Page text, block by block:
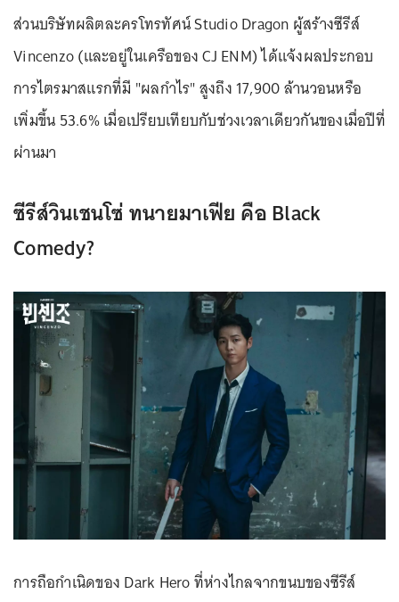
ส่วนบริษัทผลิตละครโทรทัศน์ Studio Dragon ผู้สร้างซีรีส์
Vincenzo (และอยู่ในเครือของ CJ ENM) ได้แจ้งผลประกอบ
การไตรมาสแรกที่มี "ผลกำไร" สูงถึง 17,900 ล้านวอนหรือ
เพิ่มขึ้น 53.6% เมื่อเปรียบเทียบกับช่วงเวลาเดียวกันของเมื่อปีที่
ผ่านมา
ซีรีส์วินเชนโซ่ ทนายมาเฟีย คือ Black
Comedy?
การถือกำเนิดของ Dark Hero ที่ห่างไกลจากขนบของซีรีส์